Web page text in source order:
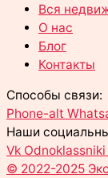
Вся
О нас
Блог
Контакты
Способы связи:
Phone-alt
Наши
Vk Odnoklassniki
© 2022-2025